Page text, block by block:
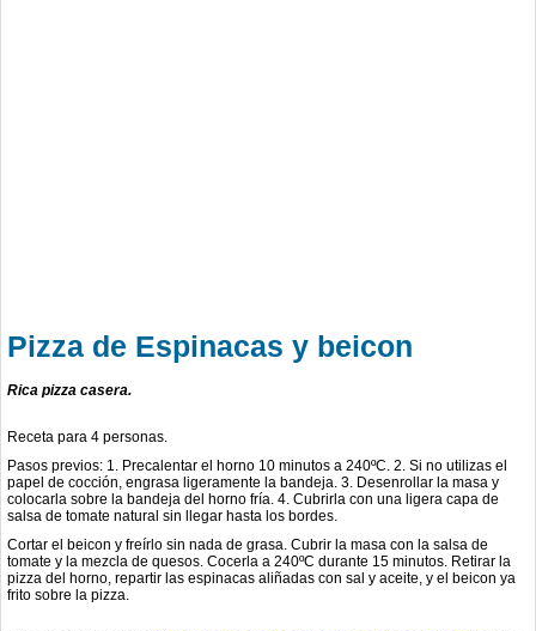
Pizza de Espinacas y beicon
Rica pizza casera.
Receta para 4 personas.
Pasos previos: 1. Precalentar el horno 10 minutos a 240ºC. 2. Si no utilizas el
papel de cocción, engrasa ligeramente la bandeja. 3. Desenrollar la masa y
colocarla sobre la bandeja del horno fría. 4. Cubrirla con una ligera capa de
salsa de tomate natural sin llegar hasta los bordes.
Cortar el beicon y freírlo sin nada de grasa. Cubrir la masa con la salsa de
tomate y la mezcla de quesos. Cocerla a 240ºC durante 15 minutos. Retirar la
pizza del horno, repartir las espinacas aliñadas con sal y aceite, y el beicon ya
frito sobre la pizza.